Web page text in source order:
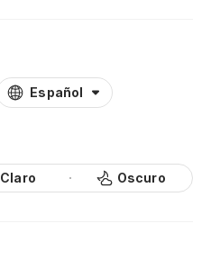
Español
Claro Oscuro